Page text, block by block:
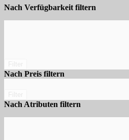
Nach Verfügbarkeit filtern
Nach Preis filtern
Nach Atributen filtern